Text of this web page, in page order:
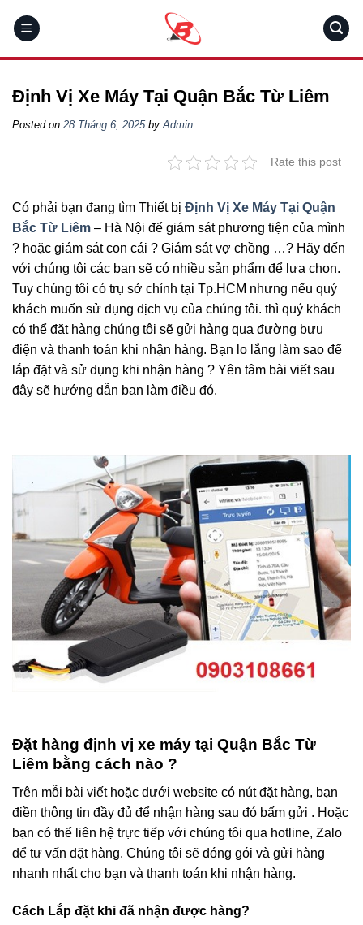
Định Vị Xe Máy Tại Quận Bắc Từ Liêm
Posted on 28 Tháng 6, 2025byAdmin
Rate this post
Có phải bạn đang tìm Thiết bị Định Vị Xe Máy Tại Quận
Bắc Từ Liêm – Hà Nội để giám sát phương tiện của mình
? hoặc giám sát con cái ? Giám sát vợ chồng …? Hãy đến
với chúng tôi các bạn sẽ có nhiều sản phẩm để lựa chọn.
Tuy chúng tôi có trụ sở chính tại Tp.HCM nhưng nếu quý
khách muốn sử dụng dịch vụ của chúng tôi. thì quý khách
có thể đặt hàng chúng tôi sẽ gửi hàng qua đường bưu
điện và thanh toán khi nhận hàng. Bạn lo lắng làm sao để
lắp đặt và sử dụng khi nhận hàng ? Yên tâm bài viết sau
đây sẽ hướng dẫn bạn làm điều đó.
Đặt hàng định vị xe máy tại Quận Bắc Từ
Liêm bằng cách nào ?
Trên mỗi bài viết hoặc dưới website có nút đặt hàng, bạn
điền thông tin đầy đủ để nhận hàng sau đó bấm gửi . Hoặc
bạn có thể liên hệ trực tiếp với chúng tôi qua hotline, Zalo
để tư vấn đặt hàng. Chúng tôi sẽ đóng gói và gửi hàng
nhanh nhất cho bạn và thanh toán khi nhận hàng.
Cách Lắp đặt khi đã nhận được hàng?